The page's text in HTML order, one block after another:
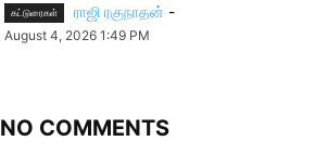
கட்டுரைகள் ராஜி ரகுநாதன் -
August 4, 2026 1:49 PM
NO COMMENTS